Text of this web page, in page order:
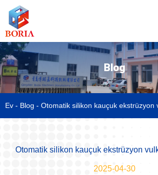
Blog
Ev - Blog - Otomatik silikon kauçuk ekstrüzyon
Otomatik silikon kauçuk ekstrüzyon
2025-04-30